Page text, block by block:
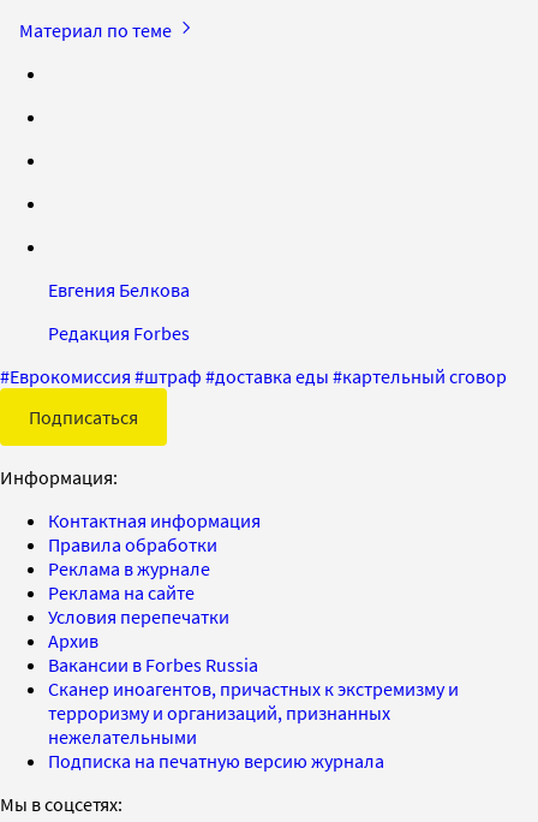
Материал по теме
Евгения Белкова
Редакция Forbes
#Еврокомиссия #штраф #доставка еды #картельный сговор
Подписаться
Информация:
Контактная информация
Правила обработки
Реклама в журнале
Реклама на сайте
Условия перепечатки
Архив
Вакансии в Forbes Russia
Сканер иноагентов, причастных к экстремизму и
терроризму и организаций, признанных
нежелательными
Подписка на печатную версию журнала
Мы в соцсетях: